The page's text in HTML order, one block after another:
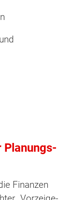
Planungs-
Finanzen